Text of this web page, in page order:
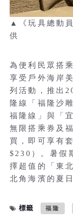
▲《玩具總動
供
為便利民眾搭
享受戶外海岸
列活動，推出
隆線「福隆沙
福隆線」與「
無限搭乘券及
買，即可享有
$230）。暑假
擇超值的「東
北角海濱的夏
標籤 福隆